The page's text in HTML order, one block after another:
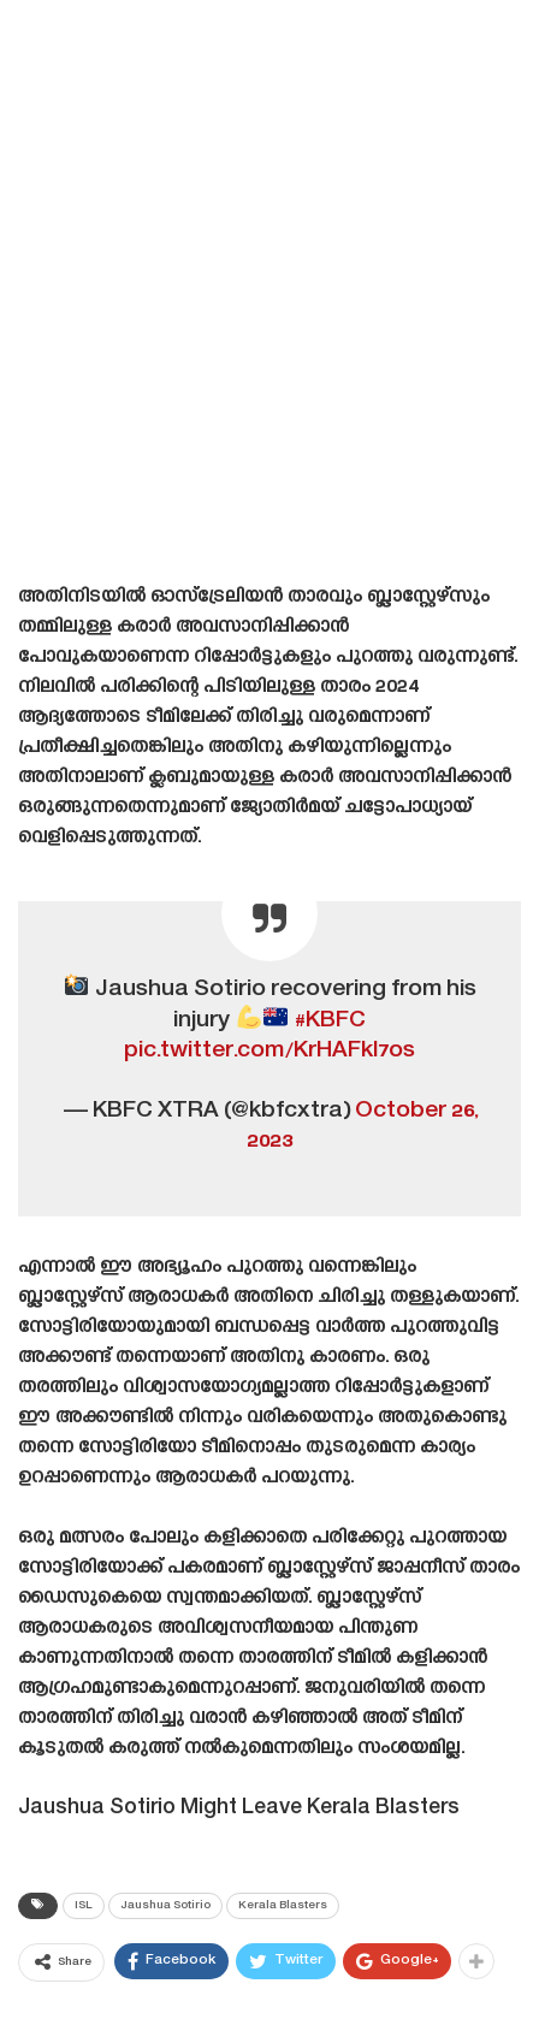
അതിനിടയിൽ ഓസ്‌ട്രേലിയൻ താരവും ബ്ലാസ്റ്റേഴ്‌സും
തമ്മിലുള്ള കരാർ അവസാനിപ്പിക്കാൻ
പോവുകയാണെന്ന റിപ്പോർട്ടുകളും പുറത്തു വരുന്നുണ്ട്.
നിലവിൽ പരിക്കിന്റെ പിടിയിലുള്ള താരം 2024
ആദ്യത്തോടെ ടീമിലേക്ക് തിരിച്ചു വരുമെന്നാണ്
പ്രതീക്ഷിച്ചതെങ്കിലും അതിനു കഴിയുന്നില്ലെന്നും
അതിനാലാണ് ക്ലബുമായുള്ള കരാർ അവസാനിപ്പിക്കാൻ
ഒരുങ്ങുന്നതെന്നുമാണ് ജ്യോതിർമയ് ചട്ടോപാധ്യായ്
വെളിപ്പെടുത്തുന്നത്.
Jaushua Sotirio recovering from his
injury
#KBFC
pic.twitter.com/KrHAFkl7os
— KBFC XTRA (@kbfcxtra)October 26,
2023
എന്നാൽ ഈ അഭ്യൂഹം പുറത്തു വന്നെങ്കിലും
ബ്ലാസ്റ്റേഴ്‌സ് ആരാധകർ അതിനെ ചിരിച്ചു തള്ളുകയാണ്.
സോട്ടിരിയോയുമായി ബന്ധപ്പെട്ട വാർത്ത പുറത്തുവിട്ട
അക്കൗണ്ട് തന്നെയാണ് അതിനു കാരണം. ഒരു
തരത്തിലും വിശ്വാസയോഗ്യമല്ലാത്ത റിപ്പോർട്ടുകളാണ്
ഈ അക്കൗണ്ടിൽ നിന്നും വരികയെന്നും അതുകൊണ്ടു
തന്നെ സോട്ടിരിയോ ടീമിനൊപ്പം തുടരുമെന്ന കാര്യം
ഉറപ്പാണെന്നും ആരാധകർ പറയുന്നു.
ഒരു മത്സരം പോലും കളിക്കാതെ പരിക്കേറ്റു പുറത്തായ
സോട്ടിരിയോക്ക് പകരമാണ് ബ്ലാസ്റ്റേഴ്‌സ് ജാപ്പനീസ് താരം
ഡൈസുകെയെ സ്വന്തമാക്കിയത്. ബ്ലാസ്റ്റേഴ്‌സ്
ആരാധകരുടെ അവിശ്വസനീയമായ പിന്തുണ
കാണുന്നതിനാൽ തന്നെ താരത്തിന് ടീമിൽ കളിക്കാൻ
ആഗ്രഹമുണ്ടാകുമെന്നുറപ്പാണ്. ജനുവരിയിൽ തന്നെ
താരത്തിന് തിരിച്ചു വരാൻ കഴിഞ്ഞാൽ അത് ടീമിന്
കൂടുതൽ കരുത്ത് നൽകുമെന്നതിലും സംശയമില്ല.
Jaushua Sotirio Might Leave Kerala Blasters
ISL Jaushua Sotirio Kerala Blasters
Share Facebook Twitter Google+